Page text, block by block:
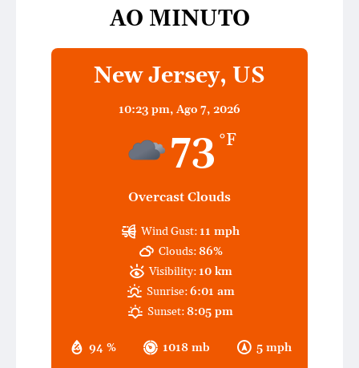
AO MINUTO
New Jersey, US
10:23 pm, Ago 7, 2026
73 °F
Overcast Clouds
94 % 1018 mb 5 mph
Wind Gust: 11 mph
Clouds:86%
Visibility: 10 km
Sunrise:6:01 am
Sunset:8:05 pm